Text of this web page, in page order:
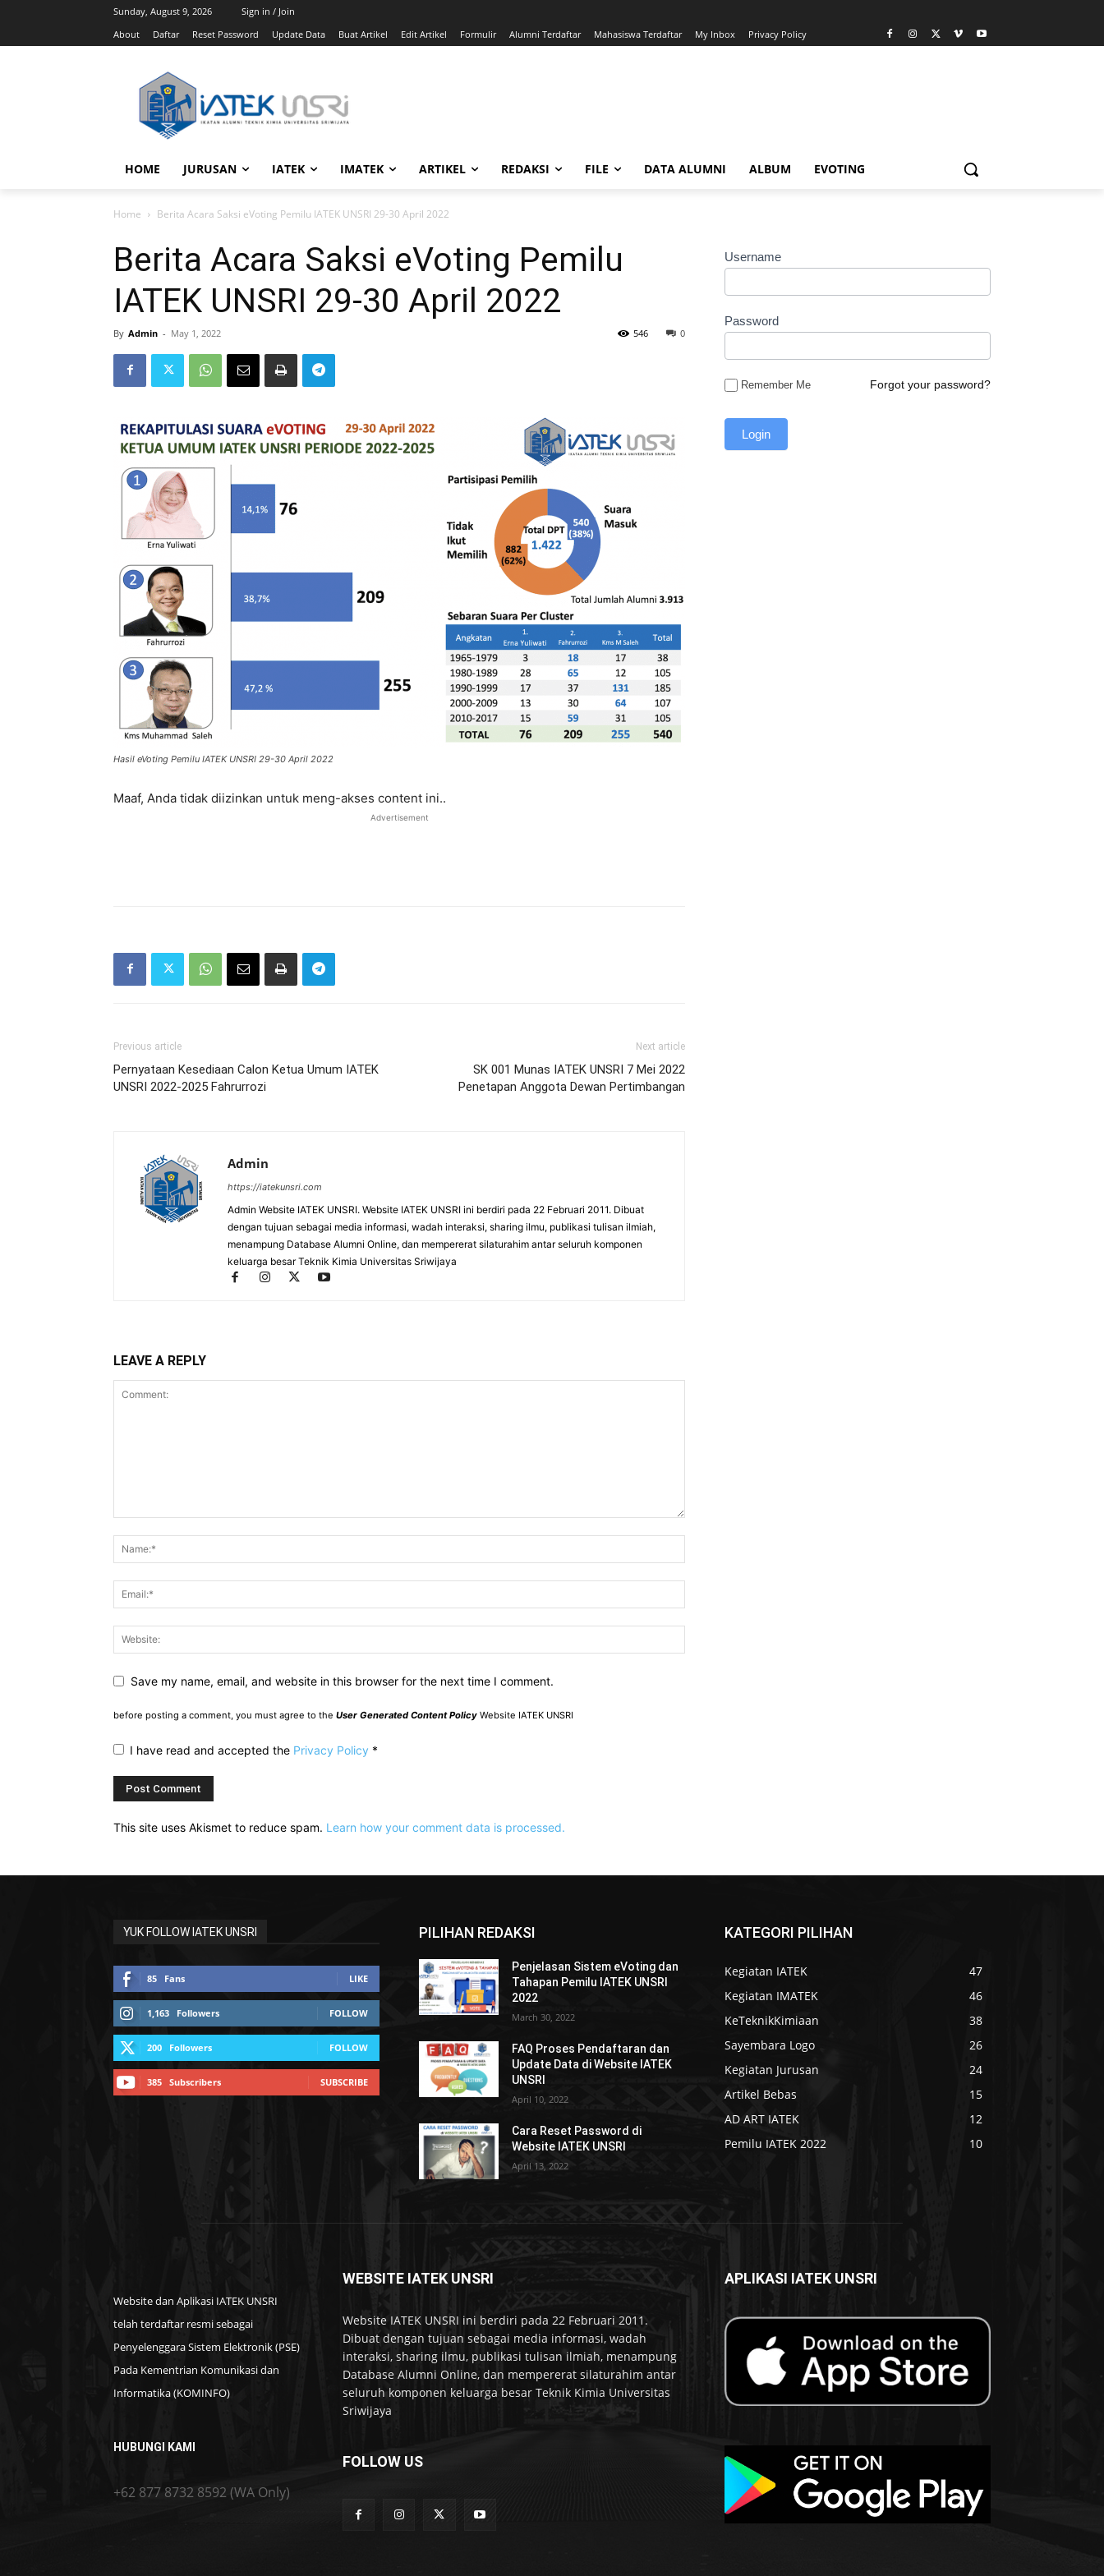
Sunday, August 9, 2026
Sign in / Join
About
Daftar Reset Password Update Data Buat Artikel Edit Artikel Formulir Alumni Terdaftar Mahasiswa Terdaftar My Inbox Privacy Policy
HOME JURUSAN IATEK IMATEK ARTIKEL REDAKSI FILE DATA ALUMNI ALBUM EVOTING
Home Berita Acara Saksi eVoting Pemilu IATEK UNSRI 29-30 April 2022
Berita Acara Saksi eVoting Pemilu
IATEK UNSRI 29-30 April 2022
By Admin - May 1, 2022 0
546
Hasil eVoting Pemilu IATEK UNSRI 29-30 April 2022
Maaf, Anda tidak diizinkan untuk meng-akses content ini..
Advertisement
Previous article
Pernyataan Kesediaan Calon Ketua Umum IATEK
UNSRI 2022-2025 Fahrurrozi
Next article
SK 001 Munas IATEK UNSRI 7 Mei 2022
Penetapan Anggota Dewan Pertimbangan
Admin
https://iatekunsri.com
Admin Website IATEK UNSRI. Website IATEK UNSRI ini berdiri pada 22 Februari 2011. Dibuat
dengan tujuan sebagai media informasi, wadah interaksi, sharing ilmu, publikasi tulisan ilmiah,
menampung Database Alumni Online, dan mempererat silaturahim antar seluruh komponen
keluarga besar Teknik Kimia Universitas Sriwijaya
LEAVE A REPLY
Save my name, email, and website in this browser for the next time I comment.
before posting a comment, you must agree to the User Generated Content Policy Website IATEK UNSRI
I have read and accepted the Privacy Policy *
This site uses Akismet to reduce spam. Learn how your comment data is processed.
Username
Password
Remember Me Forgot your password?
YUK FOLLOW IATEK UNSRI
85 Fans LIKE
1,163 Followers FOLLOW
200 Followers FOLLOW
385 Subscribers SUBSCRIBE
PILIHAN REDAKSI
Penjelasan Sistem eVoting dan
Tahapan Pemilu IATEK UNSRI
2022
March 30, 2022
FAQ Proses Pendaftaran dan
Update Data di Website IATEK
UNSRI
April 10, 2022
Cara Reset Password di
Website IATEK UNSRI
April 13, 2022
KATEGORI PILIHAN
Kegiatan IATEK
47
Kegiatan IMATEK
46
KeTeknikKimiaan
38
Sayembara Logo
26
Kegiatan Jurusan
24
Artikel Bebas
15
AD ART IATEK
12
Pemilu IATEK 2022
10
Website dan Aplikasi IATEK UNSRI
telah terdaftar resmi sebagai
Penyelenggara Sistem Elektronik (PSE)
Pada Kementrian Komunikasi dan
Informatika (KOMINFO)
HUBUNGI KAMI
+62 877 8732 8592 (WA Only)
WEBSITE IATEK UNSRI
Website IATEK UNSRI ini berdiri pada 22 Februari 2011.
Dibuat dengan tujuan sebagai media informasi, wadah
interaksi, sharing ilmu, publikasi tulisan ilmiah, menampung
Database Alumni Online, dan mempererat silaturahim antar
seluruh komponen keluarga besar Teknik Kimia Universitas
Sriwijaya
FOLLOW US
APLIKASI IATEK UNSRI